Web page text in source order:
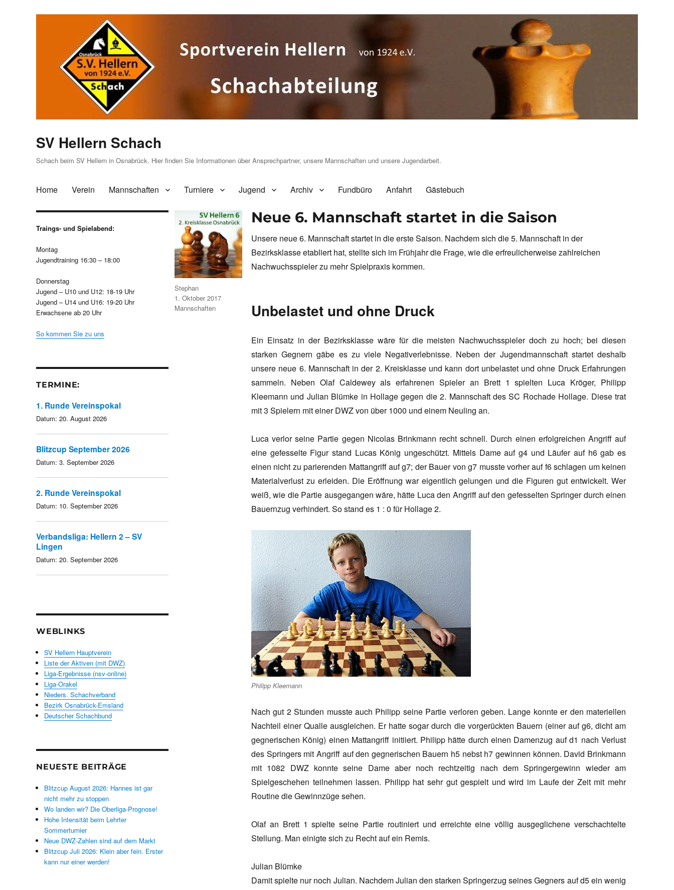
SV Hellern Schach
Schach beim SV Hellern in Osnabrück. Hier finden Sie Informationen über Ansprechpartner, unsere Mannschaften und unsere Jugendarbeit.
Home Verein Mannschaften Turniere Jugend Archiv Fundbüro Anfahrt Gästebuch
Neue 6. Mannschaft startet in die Saison
Unsere neue 6. Mannschaft startet in die erste Saison. Nachdem sich die 5. Mannschaft in der
Bezirksklasse etabliert hat, stellte sich im Frühjahr die Frage, wie die erfreulicherweise zahlreichen
Nachwuchsspieler zu mehr Spielpraxis kommen.
Unbelastet und ohne Druck
Ein Einsatz in der Bezirksklasse wäre für die meisten Nachwuchsspieler doch zu hoch; bei diesen
starken Gegnern gäbe es zu viele Negativerlebnisse. Neben der Jugendmannschaft startet deshalb
unsere neue 6. Mannschaft in der 2. Kreisklasse und kann dort unbelastet und ohne Druck Erfahrungen
sammeln. Neben Olaf Caldewey als erfahrenen Spieler an Brett 1 spielten Luca Kröger, Philipp
Kleemann und Julian Blümke in Hollage gegen die 2. Mannschaft des SC Rochade Hollage. Diese trat
mit 3 Spielern mit einer DWZ von über 1000 und einem Neuling an.
Luca verlor seine Partie gegen Nicolas Brinkmann recht schnell. Durch einen erfolgreichen Angriff auf
eine gefesselte Figur stand Lucas König ungeschützt. Mittels Dame auf g4 und Läufer auf h6 gab es
einen nicht zu parierenden Mattangriff auf g7; der Bauer von g7 musste vorher auf f6 schlagen um keinen
Materialverlust zu erleiden. Die Eröffnung war eigentlich gelungen und die Figuren gut entwickelt. Wer
weiß, wie die Partie ausgegangen wäre, hätte Luca den Angriff auf den gefesselten Springer durch einen
Bauernzug verhindert. So stand es 1 : 0 für Hollage 2.
Philipp Kleemann
Nach gut 2 Stunden musste auch Philipp seine Partie verloren geben. Lange konnte er den materiellen
Nachteil einer Qualle ausgleichen. Er hatte sogar durch die vorgerückten Bauern (einer auf g6, dicht am
gegnerischen König) einen Mattangriff initiiert. Philipp hätte durch einen Damenzug auf d1 nach Verlust
des Springers mit Angriff auf den gegnerischen Bauern h5 nebst h7 gewinnen können. David Brinkmann
mit 1082 DWZ konnte seine Dame aber noch rechtzeitig nach dem Springergewinn wieder am
Spielgeschehen teilnehmen lassen. Philipp hat sehr gut gespielt und wird im Laufe der Zeit mit mehr
Routine die Gewinnzüge sehen.
Olaf an Brett 1 spielte seine Partie routiniert und erreichte eine völlig ausgeglichene verschachtelte
Stellung. Man einigte sich zu Recht auf ein Remis.
Julian Blümke
Damit spielte nur noch Julian. Nachdem Julian den starken Springerzug seines Gegners auf d5 ein wenig
Autor
Stephan
Veröffentlicht
am
1. Oktober 2017
Kategorien
Mannschaften
Traings- und Spielabend:
Montag
Jugendtraining 16:30 – 18:00
Donnerstag
Jugend – U10 und U12: 18-19 Uhr
Jugend – U14 und U16: 19-20 Uhr
Erwachsene ab 20 Uhr
So kommen Sie zu uns
TERMINE:
1. Runde Vereinspokal
Datum: 20. August 2026
Blitzcup September 2026
Datum: 3. September 2026
2. Runde Vereinspokal
Datum: 10. September 2026
Verbandsliga: Hellern 2 – SV
Lingen
Datum: 20. September 2026
WEBLINKS
SV Hellern Hauptverein
Liste der Aktiven (mit DWZ)
Liga-Ergebnisse (nsv-online)
Liga-Orakel
Nieders. Schachverband
Bezirk Osnabrück-Emsland
Deutscher Schachbund
NEUESTE BEITRÄGE
Blitzcup August 2026: Hannes ist gar
nicht mehr zu stoppen
Wo landen wir? Die Oberliga-Prognose!
Hohe Intensität beim Lehrter
Sommerturnier
Neue DWZ-Zahlen sind auf dem Markt
Blitzcup Juli 2026: Klein aber fein. Erster
kann nur einer werden!